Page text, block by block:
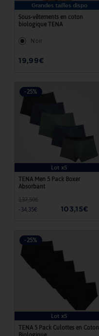
l
e
o
Grandes tailles dispo
Sous-vêtements en coton
biologique TENA
Noir
19,99€
-25%
Lot x5
TENA Men 5 Pack Boxer
Absorbant
Prix
régulier
137,50€
Prix
réduit
-34,35€ 103,15€
-25%
Lot x5
TENA 5 Pack Culottes en Coton